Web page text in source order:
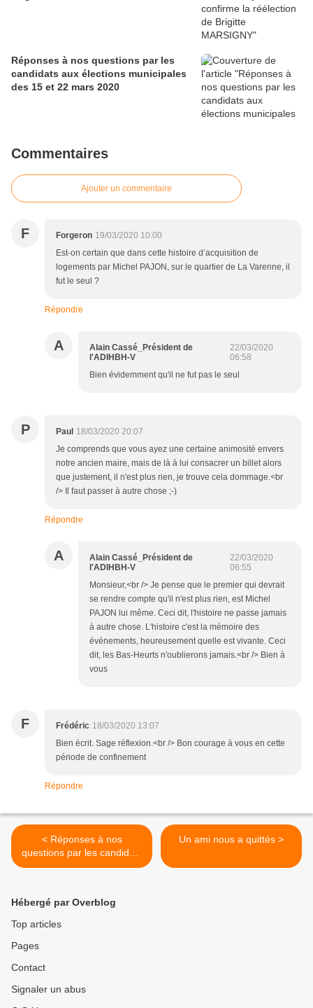
Réponses à nos questions par les
candidats aux élections municipales
des 15 et 22 mars 2020
Commentaires
Ajouter un commentaire
F Forgeron 19/03/2020 10:00
Est-on certain que dans cette histoire d’acquisition de
logements par Michel PAJON, sur le quartier de La Varenne, il
fut le seul ?
Répondre
A
Alain Cassé_Président de
l'ADIHBH-V
22/03/2020
06:58
Bien évidemment qu'il ne fut pas le seul
P Paul 18/03/2020 20:07
Je comprends que vous ayez une certaine animosité envers
notre ancien maire, mais de là à lui consacrer un billet alors
que justement, il n'est plus rien, je trouve cela dommage.<br
/> Il faut passer à autre chose ;-)
Répondre
A
Alain Cassé_Président de
l'ADIHBH-V
22/03/2020
06:55
Monsieur,<br /> Je pense que le premier qui devrait
se rendre compte qu'il n'est plus rien, est Michel
PAJON lui même. Ceci dit, l'histoire ne passe jamais
à autre chose. L'histoire c'est la mémoire des
événements, heureusement quelle est vivante. Ceci
dit, les Bas-Heurts n'oublierons jamais.<br /> Bien à
vous
F Frédéric 18/03/2020 13:07
Bien écrit. Sage réflexion.<br /> Bon courage à vous en cette
période de confinement
Répondre
< Réponses à nos
questions par les candidats
aux élections municipales
Un ami nous a quittés >
Hébergé par Overblog
Top articles
Pages
Contact
Signaler un abus